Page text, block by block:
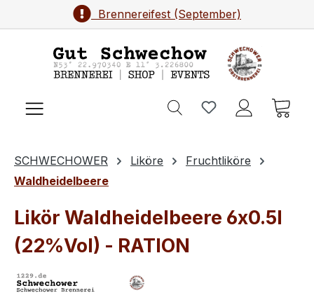
Zum Hauptinhalt springenBrennereifest (September)
SCHWECHOWER Liköre
Fruchtliköre
Waldheidelbeere
Likör Waldheidelbeere 6x0.5l
(22%Vol) - RATION